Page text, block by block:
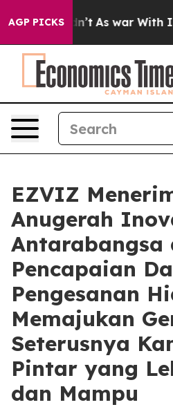
AGP PICKS
it Didn’t As war With Iran
EZVIZ
Anugerah
Antarabangsa
Pencapaian
Pengesanan
Memajukan
Seterusnya
Pintar yang
dan Mampu